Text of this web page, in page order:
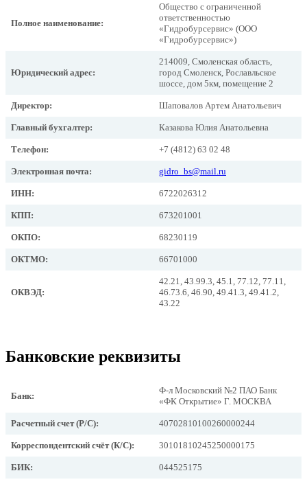
Полное наименование:
Общество с ограниченной
ответственностью
«Гидробурсервис» (ООО
«Гидробурсервис»)
Юридический адрес:
214009, Смоленская область,
город Смоленск, Рославльское
шоссе, дом 5км, помещение 2
Директор: Шаповалов Артем Анатольевич
Главный бухгалтер: Казакова Юлия Анатольевна
Телефон: +7 (4812) 63 02 48
Электронная почта: gidro_bs@mail.ru
ИНН: 6722026312
КПП: 673201001
ОКПО: 68230119
ОКТМО: 66701000
ОКВЭД:
42.21, 43.99.3, 45.1, 77.12, 77.11,
46.73.6, 46.90, 49.41.3, 49.41.2,
43.22
Банковские реквизиты
Банк:
Ф-л Московский №2 ПАО Банк
«ФК Открытие» Г. МОСКВА
Расчетный счет (Р/С): 40702810100260000244
Корреспондентский счёт (К/С): 30101810245250000175
БИК: 044525175